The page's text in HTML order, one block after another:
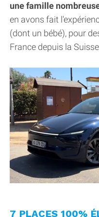
une famille
en avons fait
(dont un bébé), pour
France depuis la
7 PLACES 100%